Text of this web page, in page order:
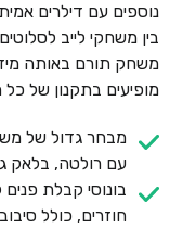
בין משחקי לייב
משחק תורם באותה
מופיעים בתקנון של
מבחר גדול של
עם רולטה, בלאק
בונוסי קבלת
חוזרים, כולל